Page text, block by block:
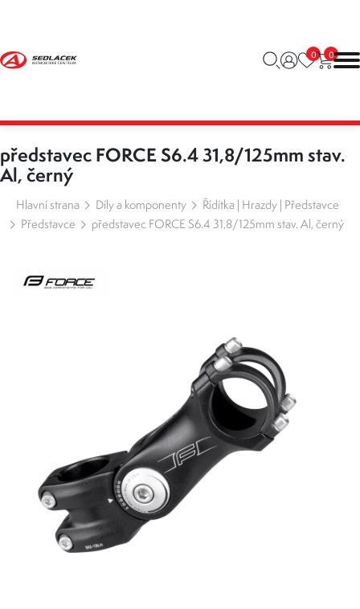
0 0
představec FORCE S6.4 31,8/125mm stav.
Al, černý
Hlavní strana Díly a komponenty
Řídítka | Hrazdy | Představce
Představce
představec FORCE S6.4 31,8/125mm stav. Al, černý